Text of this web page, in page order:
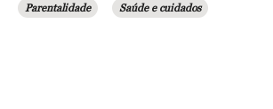
Parentalidade Saúde e cuidados